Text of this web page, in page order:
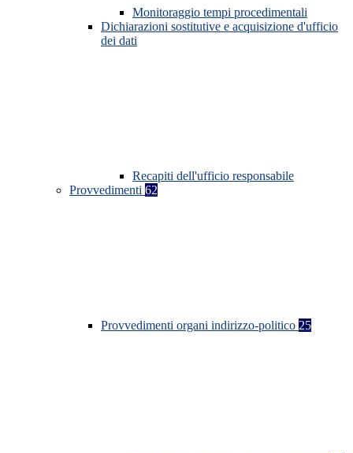
Monitoraggio tempi procedimentali
Dichiarazioni sostitutive e acquisizione d'ufficio
dei dati
Recapiti dell'ufficio responsabile
Provvedimenti 62
Provvedimenti organi indirizzo-politico 25